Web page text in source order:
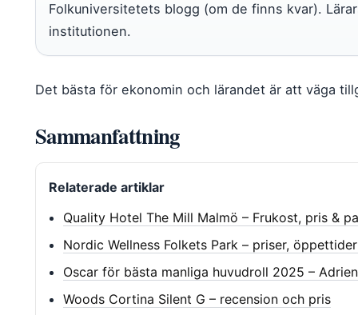
Folkuniversitetets blogg (om de finns kvar).
institutionen.
Det bästa för ekonomin och lärandet är att väga
Sammanfattning
Relaterade artiklar
Quality Hotel The Mill Malmö – Frukost, pris &
Nordic Wellness Folkets Park – priser,
Oscar för bästa manliga huvudroll 2025 –
Woods Cortina Silent G – recension och pris